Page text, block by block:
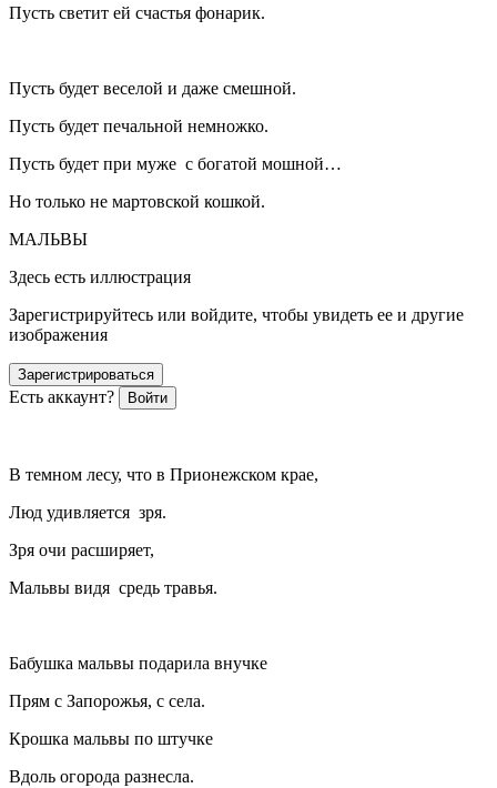
Пусть светит ей счастья фонарик.
Пусть будет веселой и даже смешной.
Пусть будет печальной немножко.
Пусть будет при муже с богатой мошной…
Но только не мартовской кошкой.
МАЛЬВЫ
Здесь есть иллюстрация
Зарегистрируйтесь или войдите, чтобы увидеть ее и другие
изображения
Зарегистрироваться
Есть аккаунт? Войти
В темном лесу, что в Прионежском крае,
Люд удивляется зря.
Зря очи расширяет,
Мальвы видя средь травья.
Бабушка мальвы подарила внучке
Прям с Запорожья, с села.
Крошка мальвы по штучке
Вдоль огорода разнесла.